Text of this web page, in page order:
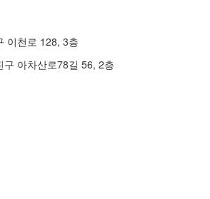
이천로 128, 3층
구 아차산로78길 56, 2층